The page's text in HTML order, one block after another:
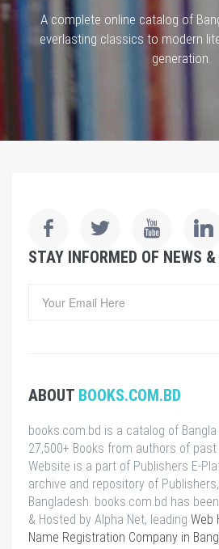
A complete online catalog of
everlasting classics to modern
generation.
STAY INFORMED OF NEWS
ABOUT BOOKS.COM.BD
books.com.bd is a catalog of
27,500+ Books from authors of
Website is a part of Publishers E-
archive and repository of
Bangladesh. books.com.bd has
& Hosted by Alpha Net, leading Web
Name Registration Company in